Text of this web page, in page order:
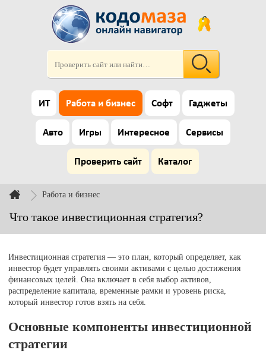
ИТ Работа и бизнес Софт Гаджеты
Авто Игры Интересное Сервисы
Проверить сайт Каталог
Работа и бизнес
Что такое инвестиционная стратегия?
Инвестиционная стратегия — это план, который определяет, как
инвестор будет управлять своими активами с целью достижения
финансовых целей. Она включает в себя выбор активов,
распределение капитала, временные рамки и уровень риска,
который инвестор готов взять на себя.
Основные компоненты инвестиционной
стратегии